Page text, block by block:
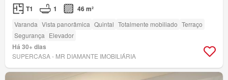
T1 1 46 m²
Varanda Vista panorâmica Quintal Totalmente mobiliado Terraço
Segurança Elevador
Há 30+ dias
SUPERCASA - MR DIAMANTE IMOBILIÁRIA